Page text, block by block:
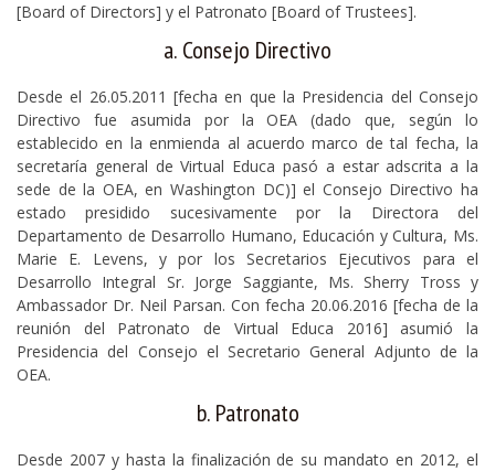
[Board of Directors] y el Patronato [Board of Trustees].
a. Consejo Directivo
Desde el 26.05.2011 [fecha en que la Presidencia del Consejo
Directivo fue asumida por la OEA (dado que, según lo
establecido en la enmienda al acuerdo marco de tal fecha, la
secretaría general de Virtual Educa pasó a estar adscrita a la
sede de la OEA, en Washington DC)] el Consejo Directivo ha
estado presidido sucesivamente por la Directora del
Departamento de Desarrollo Humano, Educación y Cultura, Ms.
Marie E. Levens, y por los Secretarios Ejecutivos para el
Desarrollo Integral Sr. Jorge Saggiante, Ms. Sherry Tross y
Ambassador Dr. Neil Parsan. Con fecha 20.06.2016 [fecha de la
reunión del Patronato de Virtual Educa 2016] asumió la
Presidencia del Consejo el Secretario General Adjunto de la
OEA.
b. Patronato
Desde 2007 y hasta la finalización de su mandato en 2012, el